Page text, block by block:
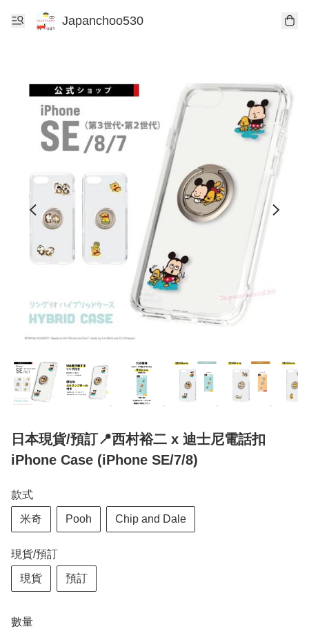
Japanchoo530
日本現貨/預訂📍西村裕二 x 迪士尼電話扣
iPhone Case (iPhone SE/7/8)
款式
米奇 Pooh Chip and Dale
現貨/預訂
現貨 預訂
數量